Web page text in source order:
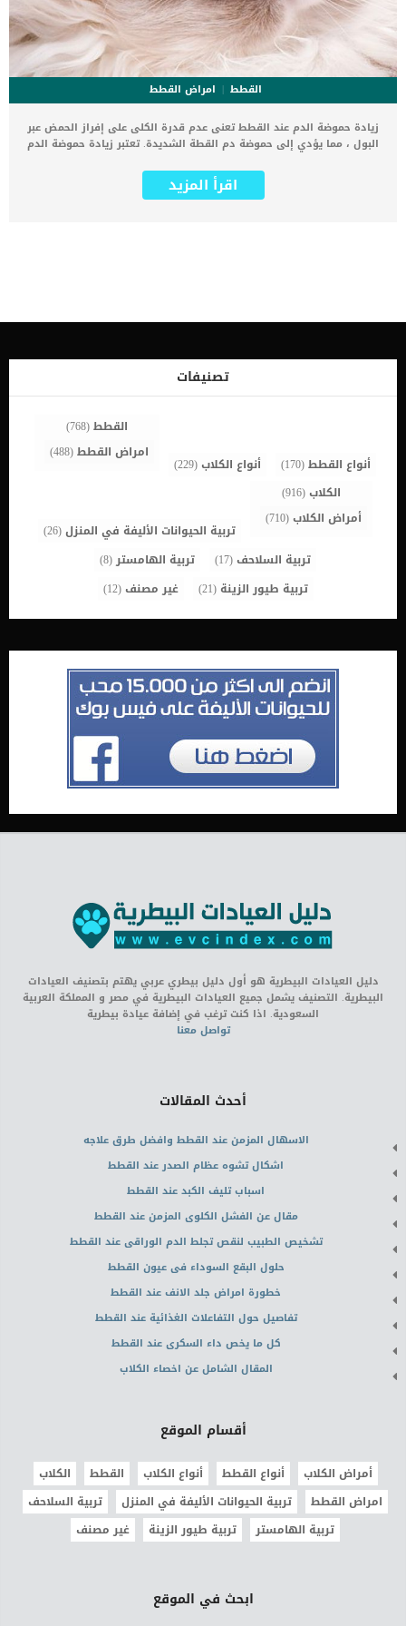
القطط
امراض القطط
زيادة حموضة الدم عند القطط تعنى عدم قدرة الكلى على إفراز الحمض عبر
البول ، مما يؤدي إلى حموضة دم القطة الشديدة. تعتبر زيادة حموضة الدم
الكثير من مشاكل الكلى وتفقدها قدرتها على القيام بوظيفتها بشكل
طبيعى فى الجسم. اضافة الى زيادة حموضة الدم سنجد ان هذه القطة
الغير طبيعية. يمكنك اكتشاف هذه المشاكل والعلامات من خلال المراقبة
يمكن ملاحظتها ما يلي: حمى لهث فقدان الشهية خمول فقدان
الوزنجفافضعف العضلات البول الدموي العطش المفرط كثرة التبول
الاسباب الكامنة خلف زيادة حموضة الدم عند القطط من خلال تحديد السبب
اقرأ المزيد
تصنيفات
أنواع القطط(170) أنواع الكلاب(229)
القطط(768)
امراض القطط(488)
الكلاب(916)
أمراض الكلاب(710)
تربية الحيوانات الأليفة في المنزل(26)
تربية السلاحف(17) تربية الهامستر(8)
تربية طيور الزينة (21) غير مصنف(12)
دليل العيادات البيطرية هو أول دليل بيطري عربي يهتم بتصنيف العيادات
البيطرية. التصنيف يشمل جميع العيادات البيطرية في مصر و المملكة العربية
السعودية. اذا كنت ترغب في إضافة عيادة بيطرية
تواصل معنا
أحدث المقالات
الاسهال المزمن عند القطط وافضل طرق علاجه
اشكال تشوه عظام الصدر عند القطط
اسباب تليف الكبد عند القطط
مقال عن الفشل الكلوى المزمن عند القطط
تشخيص الطبيب لنقص تجلط الدم الوراقى عند القطط
حلول البقع السوداء فى عيون القطط
خطورة امراض جلد الانف عند القطط
تفاصيل حول التفاعلات الغذائية عند القطط
كل ما يخص داء السكرى عند القطط
المقال الشامل عن اخصاء الكلاب
أقسام الموقع
أمراض الكلاب أنواع القطط أنواع الكلاب القطط
الكلاب
امراض القطط
تربية الحيوانات الأليفة في المنزل
تربية السلاحف
تربية الهامستر
تربية طيور الزينة غير مصنف
ابحث في الموقع